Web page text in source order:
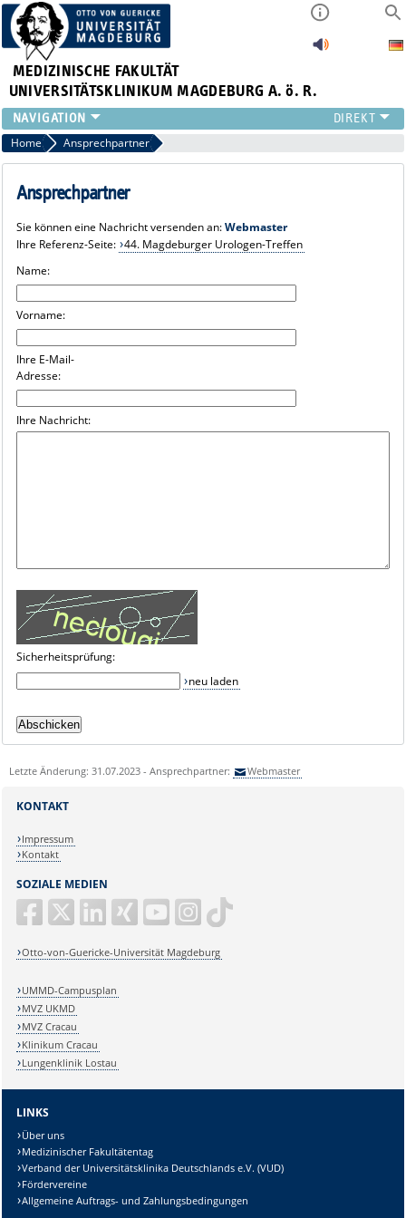
MEDIZINISCHE FAKULTÄT
UNIVERSITÄTSKLINIKUM MAGDEBURG A. ö. R.
INSTITUTE
KLINIKEN
ZENTRALE EINRICHTUNGEN
PRESSE
INTERNATIONAL
INTRANET
Home Ansprechpartner
Ansprechpartner
Sie können eine Nachricht versenden an:Webmaster
Ihre Referenz-Seite: 44. Magdeburger Urologen-Treffen
Name:
Vorname:
Ihre E-Mail-
Adresse:
Ihre Nachricht:
Sicherheitsprüfung:
neu laden
Letzte Änderung: 31.07.2023 - Ansprechpartner: Webmaster
SOZIALE MEDIEN
Otto-von-Guericke-Universität Magdeburg
KONTAKT
Impressum
Kontakt
UMMD-Campusplan
MVZ UKMD
MVZ Cracau
Klinikum Cracau
Lungenklinik Lostau
LINKS
Über uns
Medizinischer Fakultätentag
Verband der Universitätsklinika Deutschlands e.V. (VUD)
Fördervereine
Allgemeine Auftrags- und Zahlungsbedingungen